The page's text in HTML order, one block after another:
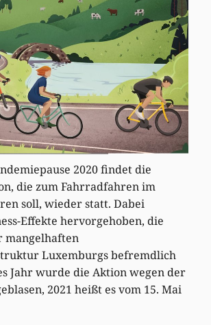
2020 findet die
die zum Fahrradfahren im
soll, wieder statt. Dabei
Effekte hervorgehoben, die
mangelhaften
Luxemburgs befremdlich
Jahr wurde die Aktion wegen der
2021 heißt es vom 15. Mai